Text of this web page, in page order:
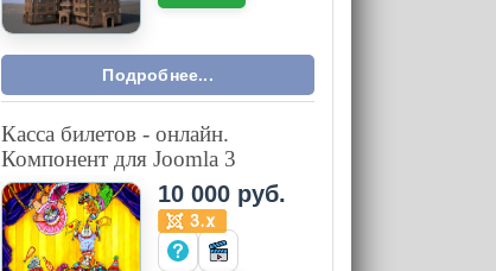
Подробнее...
Касса билетов - онлайн.
Компонент для Joomla 3
10 000 руб.